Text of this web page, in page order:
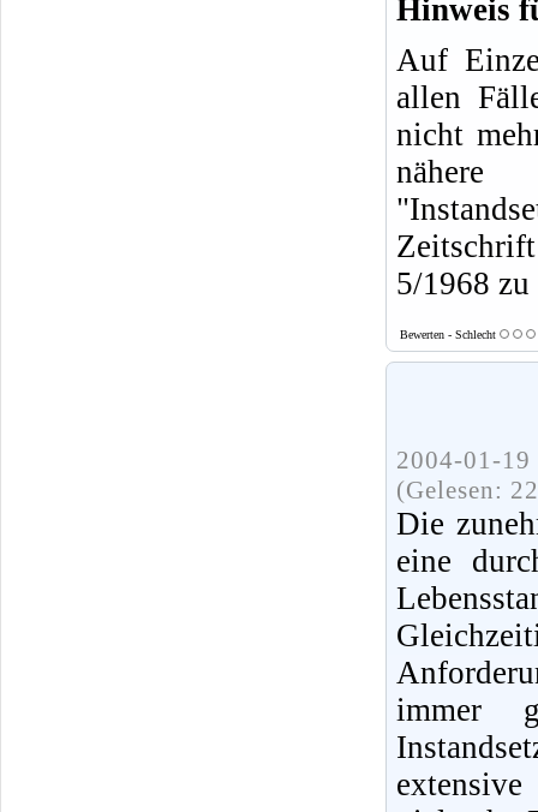
Hinweis
Auf
allen
nicht
5/1968
Bewerten - Schlecht
2004-01-
(Gelesen:
Die
eine
immer